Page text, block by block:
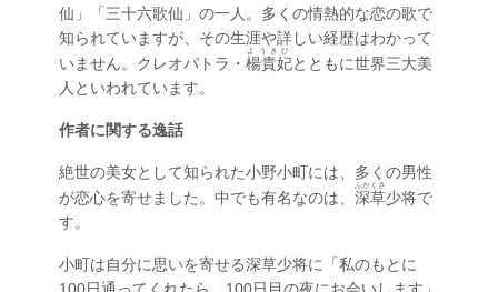
仙」「三十六歌仙」の一人。多くの情熱的な恋の歌で
知られていますが、その生涯や詳しい経歴はわかって
いません。クレオパトラ・ 楊貴妃
ようきひ
とともに世界三大美
人といわれています。
作者に関する逸話
絶世の美女として知られた小野小町には、多くの男性
が恋心を寄せました。中でも有名なのは、 深草
ふかくさ
少将で
す。
小町は自分に思いを寄せる深草少将に「私のもとに